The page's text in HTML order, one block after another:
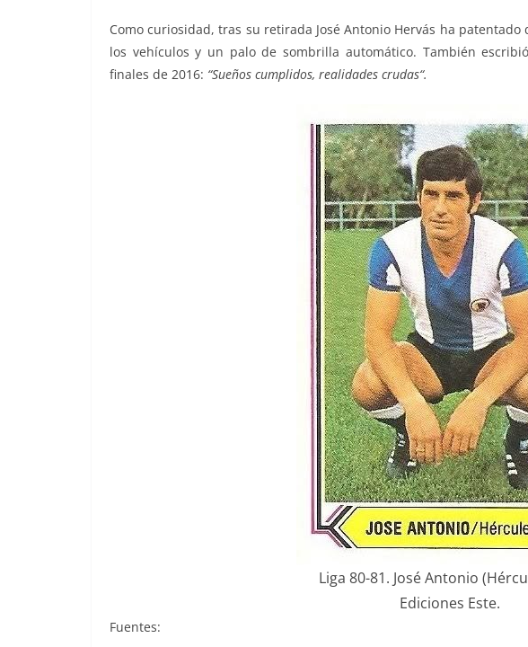
Como curiosidad, tras su retirada José Antonio Hervás ha
los vehículos y un palo de sombrilla automático. También
finales de 2016: “Sueños cumplidos, realidades crudas“.
Liga 80-81. José Antonio
Ediciones Este.
Fuentes: